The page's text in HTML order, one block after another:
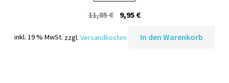
11,85€ Ursprünglicher
war:
9,95 €Aktueller
ist:
inkl. 19 % MwSt. zzgl.Versandkosten In den Warenkorb